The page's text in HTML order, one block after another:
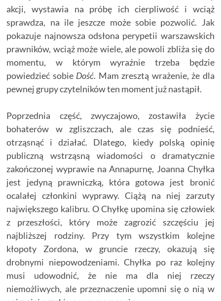
akcji, wystawia na próbę ich cierpliwość i wciąż
sprawdza, na ile jeszcze może sobie pozwolić. Jak
pokazuje najnowsza odsłona perypetii warszawskich
prawników, wciąż może wiele, ale powoli zbliża się do
momentu, w którym wyraźnie trzeba będzie
powiedzieć sobie Dość. Mam zresztą wrażenie, że dla
pewnej grupy czytelników ten moment już nastąpił.
Poprzednia część, zwyczajowo, zostawiła życie
bohaterów w zgliszczach, ale czas się podnieść,
otrząsnąć i działać. Dlatego, kiedy polską opinię
publiczną wstrząsną wiadomości o dramatycznie
zakończonej wyprawie na Annapurnę, Joanna Chyłka
jest jedyną prawniczką, która gotowa jest bronić
ocalałej członkini wyprawy. Ciążą na niej zarzuty
największego kalibru. O Chyłkę upomina się człowiek
z przeszłości, który może zagrozić szczęściu jej
najbliższej rodziny. Przy tym wszystkim kolejne
kłopoty Zordona, w gruncie rzeczy, okazują się
drobnymi niepowodzeniami. Chyłka po raz kolejny
musi udowodnić, że nie ma dla niej rzeczy
niemożliwych, ale przeznaczenie upomni się o nią w